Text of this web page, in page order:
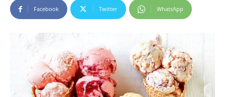
Facebook Twitter WhatsApp